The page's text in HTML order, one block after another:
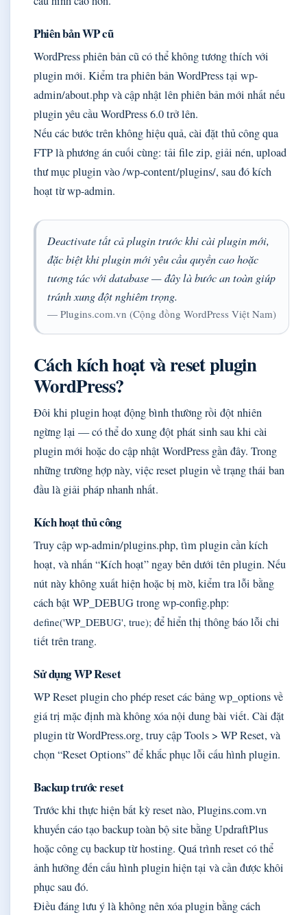
Phiên bản WP cũ
WordPress phiên bản cũ có thể không tương thích với
plugin mới. Kiểm tra phiên bản WordPress tại wp-
admin/about.php và cập nhật lên phiên bản mới nhất nếu
plugin yêu cầu WordPress 6.0 trở lên.
Nếu các bước trên không hiệu quả, cài đặt thủ công qua
FTP là phương án cuối cùng: tải file zip, giải nén, upload
thư mục plugin vào /wp-content/plugins/, sau đó kích
hoạt từ wp-admin.
Deactivate tất cả plugin trước khi cài plugin mới,
đặc biệt khi plugin mới yêu cầu quyền cao hoặc
tương tác với database — đây là bước an toàn giúp
tránh xung đột nghiêm trọng.
— Plugins.com.vn (Cộng đồng WordPress Việt Nam)
Cách kích hoạt và reset plugin
WordPress?
Đôi khi plugin hoạt động bình thường rồi đột nhiên
ngừng lại — có thể do xung đột phát sinh sau khi cài
plugin mới hoặc do cập nhật WordPress gần đây. Trong
những trường hợp này, việc reset plugin về trạng thái ban
đầu là giải pháp nhanh nhất.
Kích hoạt thủ công
Truy cập wp-admin/plugins.php, tìm plugin cần kích
hoạt, và nhấn “Kích hoạt” ngay bên dưới tên plugin. Nếu
nút này không xuất hiện hoặc bị mờ, kiểm tra lỗi bằng
cách bật WP_DEBUG trong wp-config.php:
define('WP_DEBUG', true); để hiển thị thông báo lỗi chi
tiết trên trang.
Sử dụng WP Reset
WP Reset plugin cho phép reset các bảng wp_options về
giá trị mặc định mà không xóa nội dung bài viết. Cài đặt
plugin từ WordPress.org, truy cập Tools > WP Reset, và
chọn “Reset Options” để khắc phục lỗi cấu hình plugin.
Backup trước reset
Trước khi thực hiện bất kỳ reset nào, Plugins.com.vn
khuyến cáo tạo backup toàn bộ site bằng UpdraftPlus
hoặc công cụ backup từ hosting. Quá trình reset có thể
ảnh hưởng đến cấu hình plugin hiện tại và cần được khôi
phục sau đó.
Điều đáng lưu ý là không nên xóa plugin bằng cách